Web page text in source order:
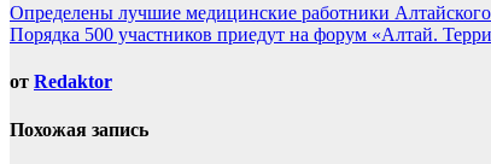
Навигация
по
записям
Определены лучшие медицинские работники
Порядка 500 участников приедут на форум «Алтай.
от Redaktor
Похожая запись